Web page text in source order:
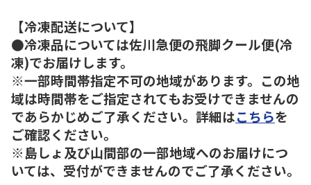
【冷凍配送について】
●冷凍品については佐川急便の飛脚クール便(冷
凍)でお届けします。
※一部時間帯指定不可の地域があります。この地
域は時間帯をご指定されてもお受けできませんの
であらかじめご了承ください。詳細はこちらを
ご確認ください。
※島しょ及び山間部の一部地域へのお届けにつ
いては、受付ができませんのでご了承ください。